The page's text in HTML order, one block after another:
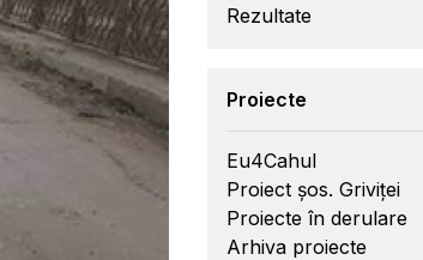
Rezultate
Proiecte
Eu4Cahul
Proiect șos. Griviței
Proiecte în derulare
Arhiva proiecte